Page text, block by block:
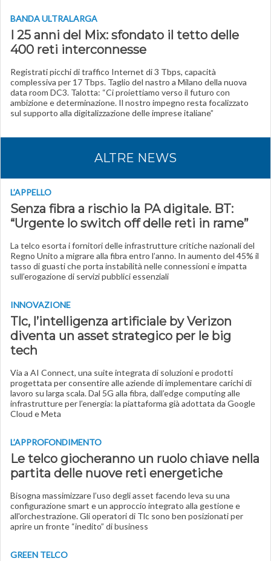
BANDA ULTRALARGA
I 25 anni del Mix: sfondato il tetto delle
400 reti interconnesse
Registrati picchi di traffico Internet di 3 Tbps, capacità
complessiva per 17 Tbps. Taglio del nastro a Milano della nuova
data room DC3. Talotta: “Ci proiettiamo verso il futuro con
ambizione e determinazione. Il nostro impegno resta focalizzato
sul supporto alla digitalizzazione delle imprese italiane”
ALTRE NEWS
L’APPELLO
Senza fibra a rischio la PA digitale. BT:
“Urgente lo switch off delle reti in rame”
La telco esorta i fornitori delle infrastrutture critiche nazionali del
Regno Unito a migrare alla fibra entro l’anno. In aumento del 45% il
tasso di guasti che porta instabilità nelle connessioni e impatta
sull’erogazione di servizi pubblici essenziali
INNOVAZIONE
Tlc, l’intelligenza artificiale by Verizon
diventa un asset strategico per le big
tech
Via a AI Connect, una suite integrata di soluzioni e prodotti
progettata per consentire alle aziende di implementare carichi di
lavoro su larga scala. Dal 5G alla fibra, dall’edge computing alle
infrastrutture per l’energia: la piattaforma già adottata da Google
Cloud e Meta
L’APPROFONDIMENTO
Le telco giocheranno un ruolo chiave nella
partita delle nuove reti energetiche
Bisogna massimizzare l’uso degli asset facendo leva su una
configurazione smart e un approccio integrato alla gestione e
all'orchestrazione. Gli operatori di Tlc sono ben posizionati per
aprire un fronte “inedito” di business
GREEN TELCO